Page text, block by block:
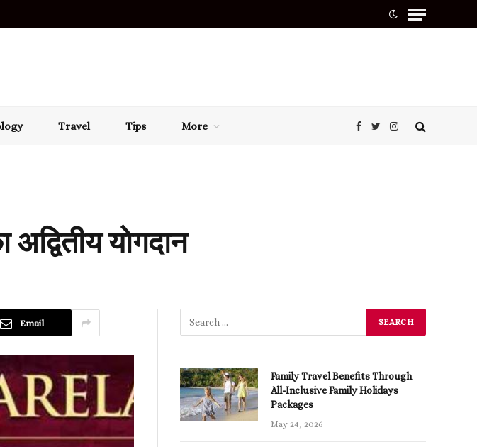
Travel Tips More Facebook
TwitterInstagram
योगदान
Email
Family Travel Benefits Through
All-Inclusive Family Holidays
Packages
May 24, 2026